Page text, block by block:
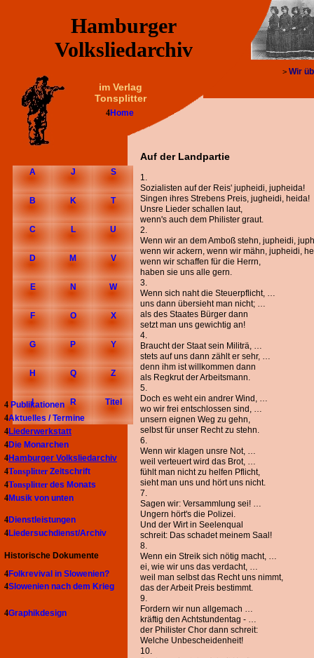
Auf der Landpartie
1.
Sozialisten auf der Reis' jupheidi, jupheida!
Singen ihres Strebens Preis, jugheidi, heida!
Unsre Lieder schallen laut,
wenn's auch dem Philister graut.
2.
Wenn wir an dem Amboß stehn, jupheidi,
wenn wir ackern, wenn wir mähn, jupheidi,
wenn wir schaffen für die Herrn,
haben sie uns alle gern.
3.
Wenn sich naht die Steuerpflicht, …
uns dann übersieht man nicht; …
als des Staates Bürger dann
setzt man uns gewichtig an!
4.
Braucht der Staat sein Militrä, …
stets auf uns dann zählt er sehr, …
denn ihm ist willkommen dann
als Regkrut der Arbeitsmann.
5.
Doch es weht ein andrer Wind, …
wo wir frei entschlossen sind, …
unsern eignen Weg zu gehn,
selbst für unser Recht zu stehn.
6.
Wenn wir klagen unsre Not, …
weil verteuert wird das Brot, …
fühlt man nicht zu helfen Pflicht,
sieht man uns und hört uns nicht.
7.
Sagen wir: Versammlung sei! …
Ungern hört's die Polizei.
Und der Wirt in Seelenqual
schreit: Das schadet meinem Saal!
8.
Wenn ein Streik sich nötig macht, …
ei, wie wir uns das verdacht, …
weil man selbst das Recht uns nimmt,
das der Arbeit Preis bestimmt.
9.
Fordern wir nun allgemach …
kräftig den Achtstundentag - …
der Philister Chor dann schreit:
Welche Unbescheidenheit!
10.
> Wir
A J S
B K T
C L U
D M V
E N W
F O X
G P Y
H Q Z
I R Titel
4 Publikationen
4Aktuelles / Termine
4Liederwerkstatt
4Die Monarchen
4Hamburger Volksliedarchiv
4Tonsplitter Zeitschrift
4Tonsplitter des Monats
4Musik von unten
4Dienstleistungen
4Liedersuchdienst/Archiv
Historische Dokumente
4Folkrevival in Slowenien?
4Slowenien nach dem Krieg
4Graphikdesign
Hamburger
Volksliedarchiv
im Verlag
Tonsplitter
4Home